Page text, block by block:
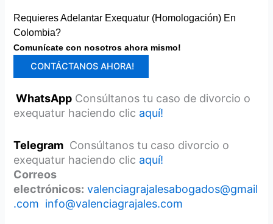
Requieres Adelantar Exequatur (homologación) En
Colombia?
Comunícate con nosotros ahora mismo!
CONTÁCTANOS AHORA!
WhatsApp Consúltanos tu caso de divorcio o
exequatur haciendo clic aquí!
Telegram Consúltanos tu caso divorcio o
exequatur haciendo clic aquí!
Correos
electrónicos: valenciagrajalesabogados@gmail
.com info@valenciagrajales.com